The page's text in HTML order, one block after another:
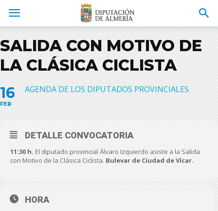
SALIDA CON MOTIVO DE
LA CLÁSICA CICLISTA
16
FEB
AGENDA DE LOS DIPUTADOS PROVINCIALES
DETALLE CONVOCATORIA
11:30 h. El diputado provincial Álvaro Izquierdo asiste a la Salida
con Motivo de la Clásica Ciclista. Bulevar de Ciudad de Vícar.
HORA